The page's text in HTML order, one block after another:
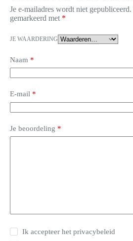
Je e-mailadres wordt niet gepubliceerd.
gemarkeerd met *
JE WAARDERING
Naam *
E-mail *
Je beoordeling *
Ik accepteer hetprivacybeleid